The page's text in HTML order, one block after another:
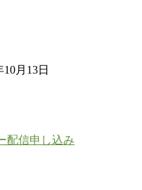
10月13日
配信申し込み